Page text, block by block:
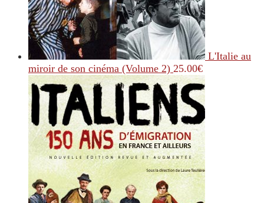
L'Italie au
miroir de son cinéma (Volume 2) 25.00€